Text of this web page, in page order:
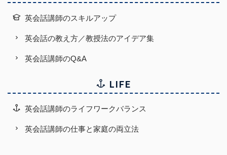
英会話講師のスキルアップ
英会話の教え方／教授法のアイデア集
英会話講師のQ&A
LIFE
英会話講師のライフワークバランス
英会話講師の仕事と家庭の両立法